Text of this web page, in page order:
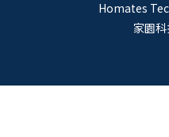
Homates
家園